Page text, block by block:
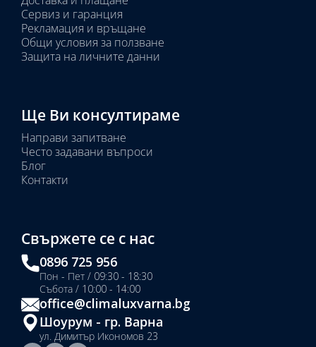
Сервиз и гаранция
Рекламация и връщане
Общи условия за ползване
Защита на личните данни
Ще Ви консултираме
Направи запитване
Често задавани въпроси
Блог
Контакти
Свържете се с нас
0896 725 956
Пон - Пет / 09:30 - 18:30
Събота / 10:00 - 14:00
office@climaluxvarna.bg
Шоурум - гр. Варна
ул. Димитър Икономов 23